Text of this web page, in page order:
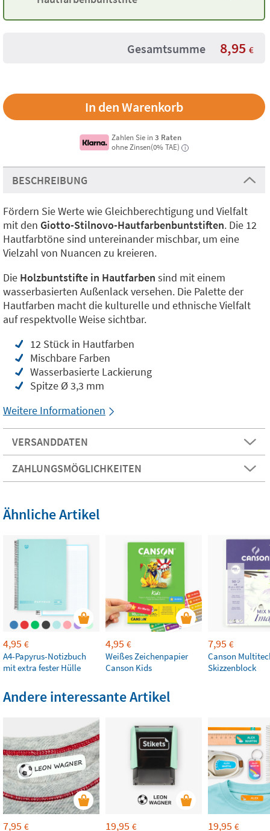
Gesamtsumme 8,95 €
Zahlen Sie in3 Raten
ohne Zinsen(0% TAE)
i
BESCHREIBUNG
Fördern Sie Werte wie Gleichberechtigung und Vielfalt
mit den Giotto-Stilnovo-Hautfarbenbuntstiften. Die 12
Hautfarbtöne sind untereinander mischbar, um eine
Vielzahl von Nuancen zu kreieren.
Die Holzbuntstifte in Hautfarben sind mit einem
wasserbasierten Außenlack versehen. Die Palette der
Hautfarben macht die kulturelle und ethnische Vielfalt
auf respektvolle Weise sichtbar.
12 Stück in Hautfarben
Mischbare Farben
Wasserbasierte Lackierung
Spitze Ø 3,3 mm
Weitere Informationen
VERSANDDATEN
ZAHLUNGSMÖGLICHKEITEN
Ähnliche Artikel
4,95 €
A4-Papyrus-Notizbuch
mit extra fester Hülle
4,95 €
Weißes Zeichenpapier
Canson Kids
7,95 €
Canson
Skizzenblock
Andere interessante Artikel
7,95 € 19,95 € 19,95 €